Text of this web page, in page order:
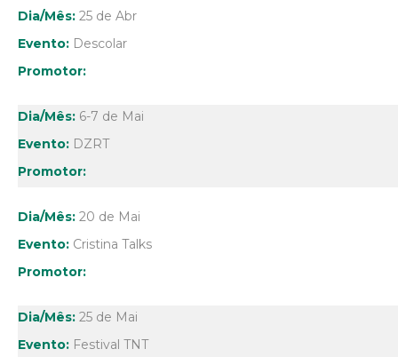
25 de Abr
Descolar
6-7 de Mai
DZRT
20 de Mai
Cristina Talks
25 de Mai
Festival TNT